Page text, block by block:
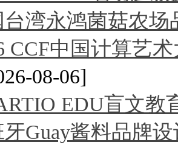
台湾永鸿菌菇农场
CCF中国计算艺
08-06]
EDU盲文教
Guay酱料品牌设